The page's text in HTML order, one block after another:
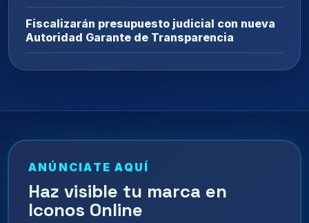
Fiscalizarán presupuesto judicial con nueva
Autoridad Garante de Transparencia
ANÚNCIATE AQUÍ
Haz visible tu marca en
Iconos Online